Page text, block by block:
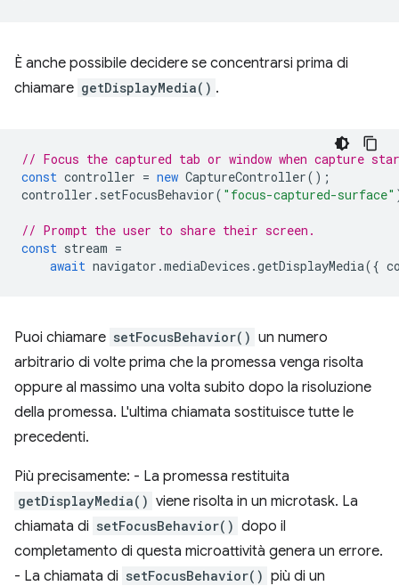
È anche possibile decidere se concentrarsi prima di
chiamare getDisplayMedia() .
// Focus the captured tab or window when capture
const controller = new CaptureController();
controller . setFocusBehavior( "focus-captured-surface"
// Prompt the user to share their screen.
const stream =
await navigator .mediaDevices .getDisplayMedia({
Puoi chiamare setFocusBehavior() un numero
arbitrario di volte prima che la promessa venga risolta
oppure al massimo una volta subito dopo la risoluzione
della promessa. L'ultima chiamata sostituisce tutte le
precedenti.
Più precisamente: - La promessa restituita
getDisplayMedia() viene risolta in un microtask. La
chiamata di setFocusBehavior() dopo il
completamento di questa microattività genera un errore.
- La chiamata di setFocusBehavior() più di un